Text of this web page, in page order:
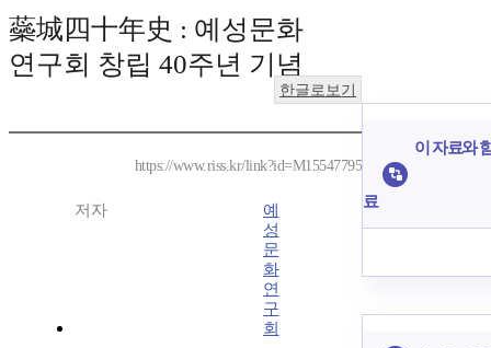
蘂城四十年史 : 예성문화
연구회 창립 40주년 기념
한글로보기
https://www.riss.kr/link?id=M15547795
저자
예
성
문
화
연
구
회
이 자료와
료